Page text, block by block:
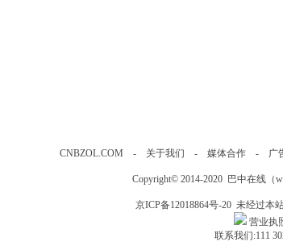
CNBZOL.COM - 关于我们 - 媒体合作- 广
Copyright© 2014-2020 巴中在线（
京ICP备12018864号-20未经过本
营业执
联系我们:111